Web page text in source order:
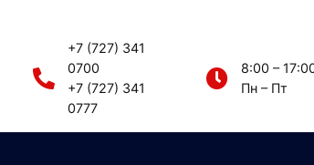
+7 (727) 341
0700
+7 (727) 341
0777
8:00 –
Пн – Пт